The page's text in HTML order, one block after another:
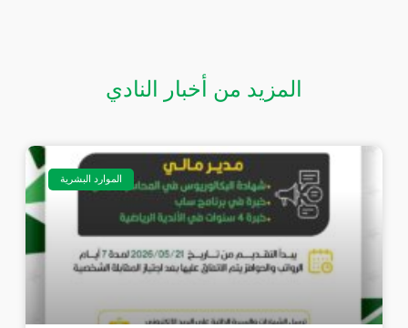
المزيد من أخبار النادي
الموارد البشرية